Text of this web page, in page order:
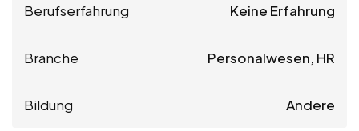
Berufserfahrung Keine Erfahrung
Branche Personalwesen, HR
Bildung Andere